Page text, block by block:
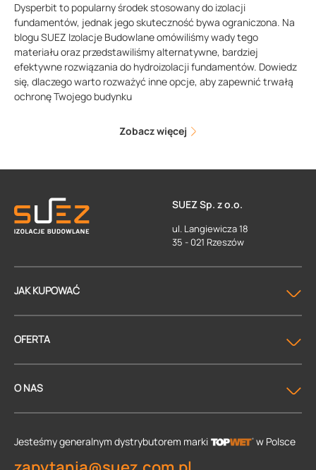
Dysperbit to popularny środek stosowany do izolacji
fundamentów, jednak jego skuteczność bywa ograniczona. Na
blogu SUEZ Izolacje Budowlane omówiliśmy wady tego
materiału oraz przedstawiliśmy alternatywne, bardziej
efektywne rozwiązania do hydroizolacji fundamentów. Dowiedz
się, dlaczego warto rozważyć inne opcje, aby zapewnić trwałą
ochronę Twojego budynku
Zobacz więcej
SUEZ Sp. z o.o.
ul. Langiewicza 18
35 - 021 Rzeszów
JAK KUPOWAĆ
OFERTA
O NAS
Jesteśmy generalnym dystrybutorem marki w Polsce